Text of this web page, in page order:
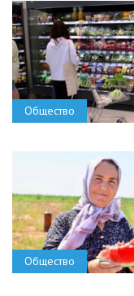
Общество
Общество